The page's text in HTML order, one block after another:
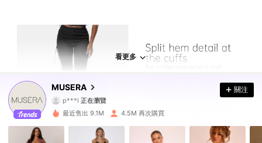
看更多
MUSERA
4.85 4.3M 追蹤者
p***l正在瀏覽
4.85
4.3M 追蹤者
4.85 4.3M 追蹤者
關注
最近售出 9.1M 4.5M 再次購買